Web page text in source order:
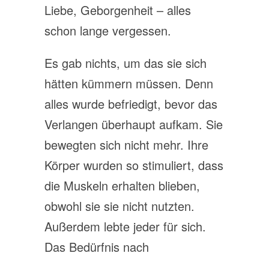
Liebe, Geborgenheit – alles
schon lange vergessen.
Es gab nichts, um das sie sich
hätten kümmern müssen. Denn
alles wurde befriedigt, bevor das
Verlangen überhaupt aufkam. Sie
bewegten sich nicht mehr. Ihre
Körper wurden so stimuliert, dass
die Muskeln erhalten blieben,
obwohl sie sie nicht nutzten.
Außerdem lebte jeder für sich.
Das Bedürfnis nach